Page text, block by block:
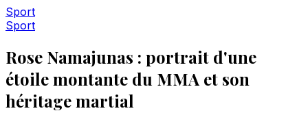
Sport
Sport
Rose Namajunas : portrait d'une
étoile montante du MMA et son
héritage martial